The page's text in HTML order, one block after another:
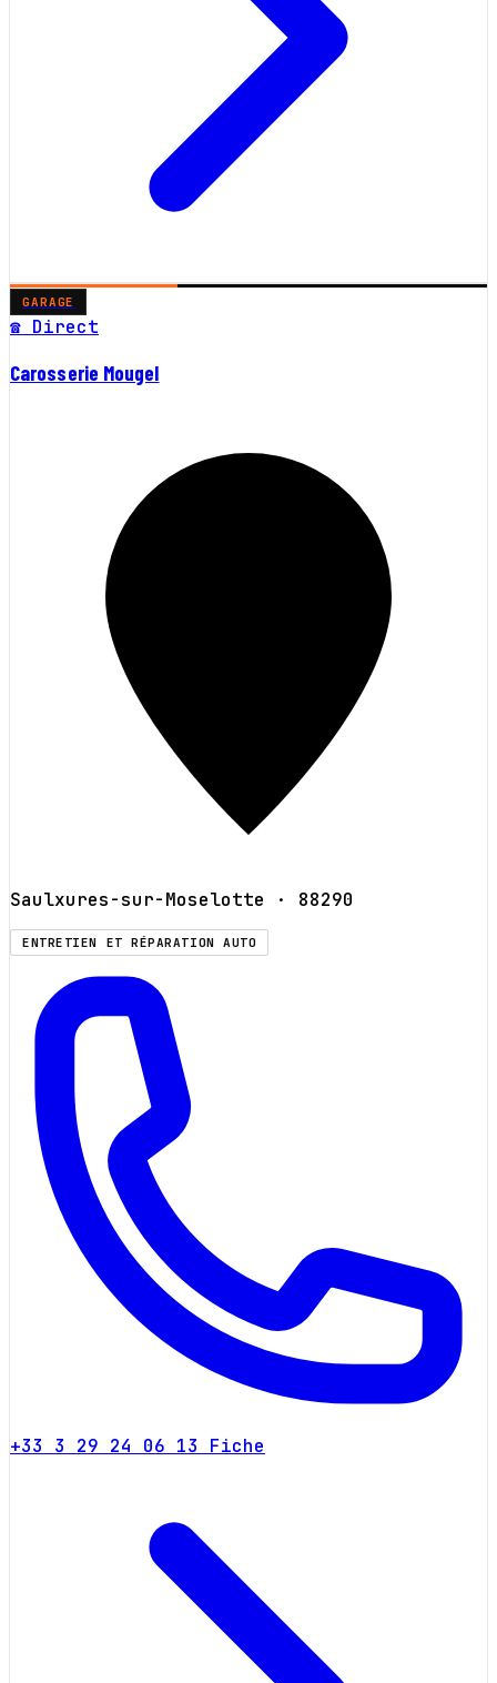
GARAGE
☎ Direct
Carosserie Mougel
Saulxures-sur-Moselotte · 88290
ENTRETIEN ET RÉPARATION AUTO
+33 3 29 24 06 13 Fiche